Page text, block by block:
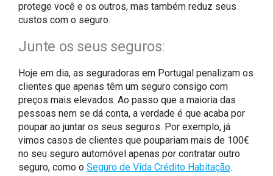
protege você e os outros, mas também reduz seus
custos com o seguro.
Junte os seus seguros:
Hoje em dia, as seguradoras em Portugal penalizam os
clientes que apenas têm um seguro consigo com
preços mais elevados. Ao passo que a maioria das
pessoas nem se dá conta, a verdade é que acaba por
poupar ao juntar os seus seguros. Por exemplo, já
vimos casos de clientes que poupariam mais de 100€
no seu seguro automóvel apenas por contratar outro
seguro, como o Seguro de Vida Crédito Habitação.